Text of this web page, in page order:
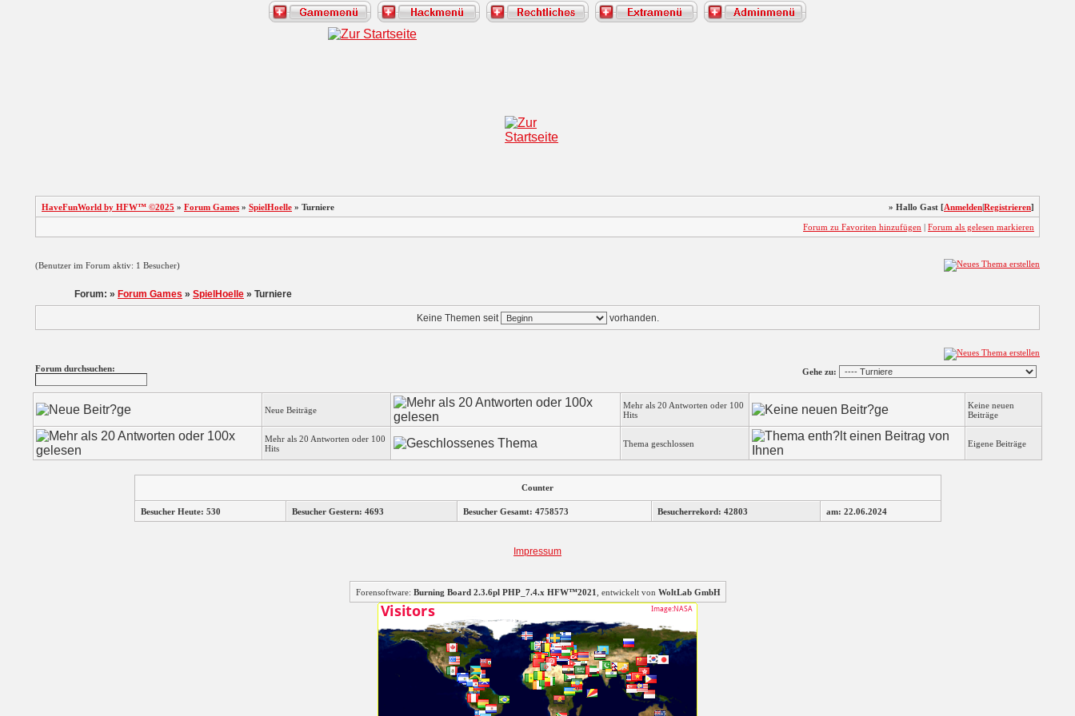
HaveFunWorld by HFW™ ©2025 » Forum Games » SpielHoelle » Turniere » Hallo Gast [Anmelden|Registrieren]
Forum zu Favoriten hinzufügen | Forum als gelesen markieren
(Benutzer im Forum aktiv: 1 Besucher)
Forum: » Forum Games » SpielHoelle » Turniere
Keine Themen seit vorhanden.
Forum durchsuchen: Gehe zu:
Neue Beiträge
Mehr als 20 Antworten oder 100
Hits
Keine neuen
Beiträge
Mehr als 20 Antworten oder 100
Hits
Thema geschlossen Eigene Beiträge
Counter
Besucher Heute: 530 Besucher Gestern: 4693 Besucher Gesamt: 4758573 Besucherrekord: 42803 am: 22.06.2024
Impressum
Forensoftware: Burning Board 2.3.6pl PHP_7.4.x HFW™2021 , entwickelt von WoltLab GmbH